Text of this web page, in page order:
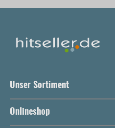
Unser Sortiment
Onlineshop